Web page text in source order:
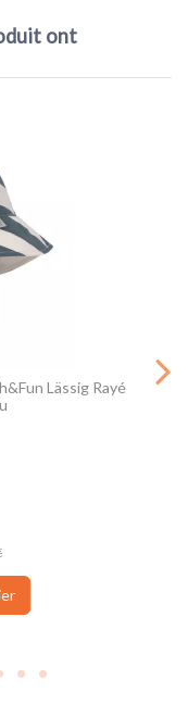
ont
Lässig Rayé